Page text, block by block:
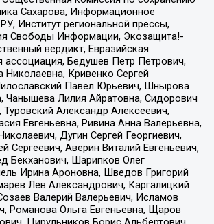
Сахарова, Информационное
Институт региональной прессы,
Свободы Информации, Экозащита!-
вердикт, Евразийская
ассоциация, Бедушев Петр Петрович,
Николаевна, Кривенко Сергей
Павел Юрьевич, Шнырова
Чанышева Лилия Айратовна, Сидорович
Туровский Александр Алексеевич,
Евгеньевна, Ривина Анна Валерьевна,
Дугин Сергей Георгиевич,
Сергеевич, Аверин Виталий Евгеньевич,
Бекханович, Шарипков Олег
Ирина Ароновна, Шведов Григорий
Лев Александрович, Каргалицкий
Валерий Валерьевич, Исламов
Романова Ольга Евгеньевна, Щаров